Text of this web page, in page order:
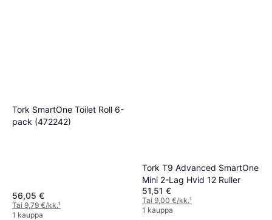
Tork SmartOne Toilet Roll 6-
pack (472242)
56,05 €
Tai 9,79 €/kk.¹
1 kauppa
Tork T9 Advanced SmartOne
Mini 2-Lag Hvid 12 Ruller
51,51 €
Tai 9,00 €/kk.¹
1 kauppa